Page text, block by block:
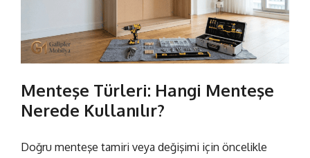
Menteşe Türleri: Hangi Menteşe
Nerede Kullanılır?
Doğru menteşe tamiri veya değişimi için öncelikle